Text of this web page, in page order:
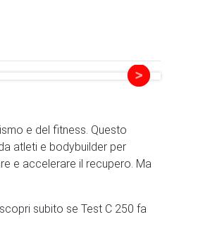
e del fitness. Questo
atleti e bodybuilder per
e accelerare il recupero. Ma
scopri subito se Test C 250 fa